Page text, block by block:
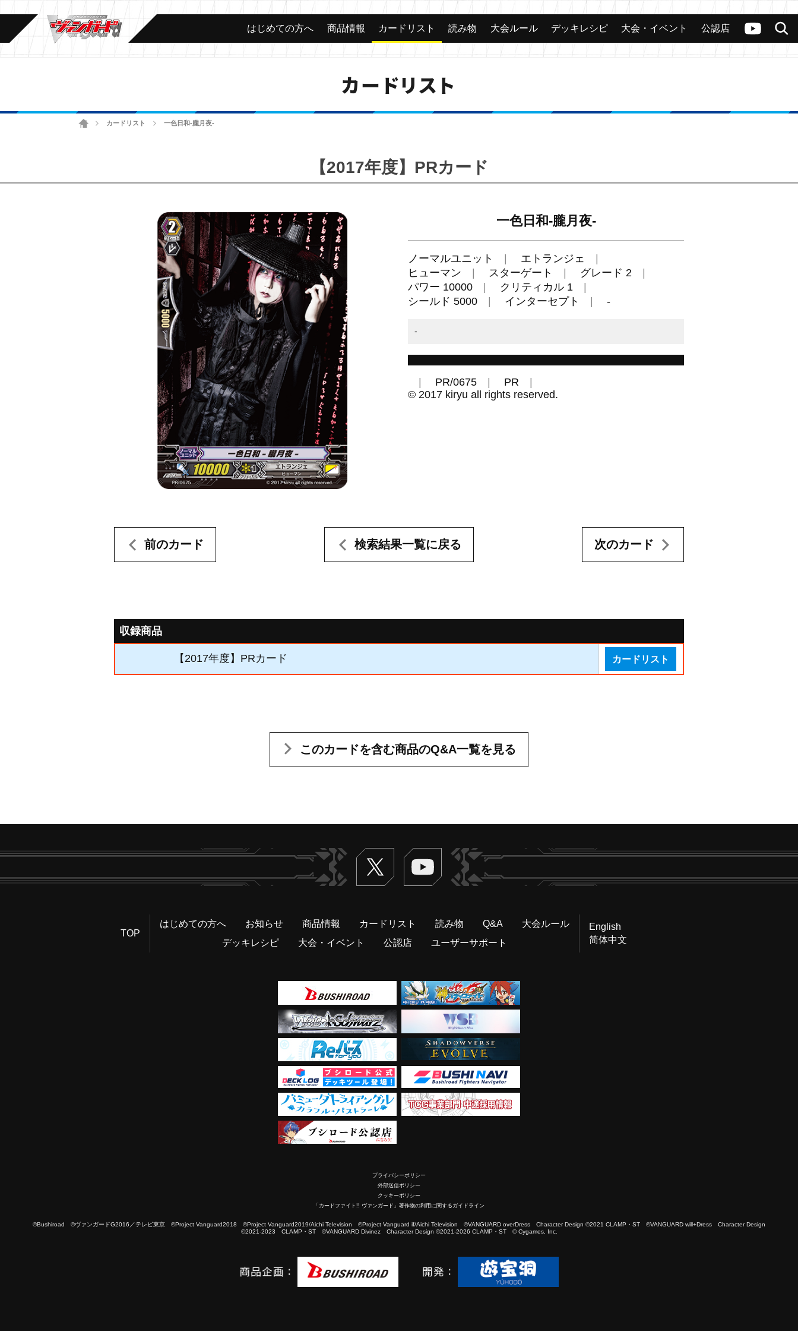
ヴァンガードch
検索
カード 大会 公認店舗 その他
はじめての方へ 商品情報 カードリスト 読み物 大会ルール デッキレシピ 大会・イベント 公認店
カードリスト
ホームカードリスト 一色日和-朧月夜-
【2017年度】PRカード
一色日和-朧月夜-
ノーマルユニット
エトランジェ
ヒューマン
スターゲート
グレード 2
パワー 10000
クリティカル 1
シールド 5000
インターセプト -
-
PR/0675
PR
© 2017 kiryu all rights reserved.
前のカード 検索結果一覧に戻る 次のカード
収録商品
【2017年度】PRカード カードリスト
このカードを含む商品のQ&A一覧を見る
Twitter ヴァンガードch
TOP
はじめての方へ お知らせ 商品情報 カードリスト 読み物 Q&A
大会ルール
デッキレシピ
大会・イベント 公認店 ユーザーサポート
English
简体中文
プライバシーポリシー
外部送信ポリシー
クッキーポリシー
「カードファイト!! ヴァンガード」著作物の利用に関するガイドライン
©Bushiroad ©ヴァンガードG2016／テレビ東京 ©Project Vanguard2018 ©Project Vanguard2019/Aichi Television ©Project Vanguard if/Aichi Television ©VANGUARD overDress Character Design ©2021 CLAMP・ST ©VANGUARD will+Dress Character Design
©2021-2023 CLAMP・ST ©VANGUARD Divinez Character Design ©2021-2026 CLAMP・ST © Cygames, Inc.